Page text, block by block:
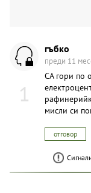
1
гъбко
преди 11
СА гори по
мисли си
отговор